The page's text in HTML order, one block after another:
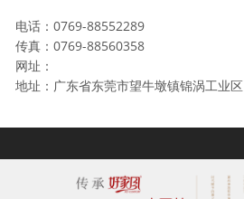
电话：0769-88552289
传真：0769-88560358
网址：
地址：广东省东莞市望牛墩镇锦涡工业区